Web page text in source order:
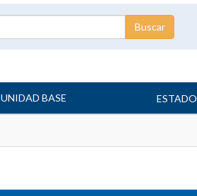
UNIDAD BASE ESTADO